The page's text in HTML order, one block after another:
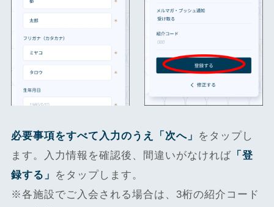
必要事項をすべて入力のうえ「次へ」 をタップし
ます。
入力情報を確認後、間違いがなければ 「登
録する」
をタップします。
※各施設でご入会される場合は、3桁の紹介コード